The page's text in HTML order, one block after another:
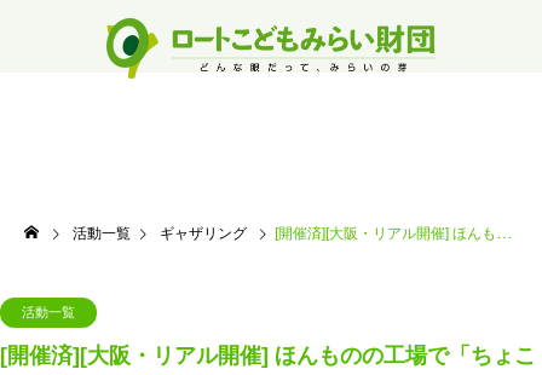
活動一覧 ギャザリング [開催済][大阪・リアル開催] ほんものの工場で「ちょこっと職人」を体験しよう！
活動一覧
[開催済][大阪・リアル開催] ほんものの工場で「ちょこ